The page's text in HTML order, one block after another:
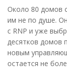
Около 80 домов
им не по душе.
с RNP и уже
десятков домов
новым
остается не